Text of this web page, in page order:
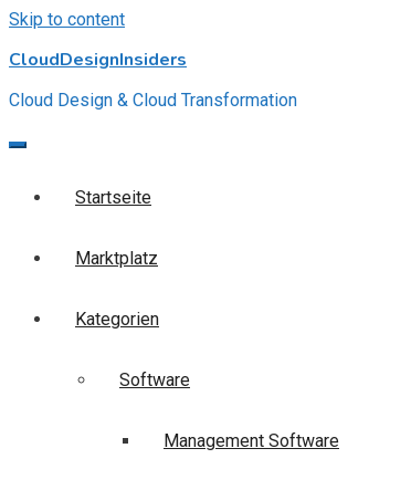
Skip to content
CloudDesignInsiders
Cloud Design & Cloud Transformation
Startseite
Marktplatz
Kategorien
Software
Management Software